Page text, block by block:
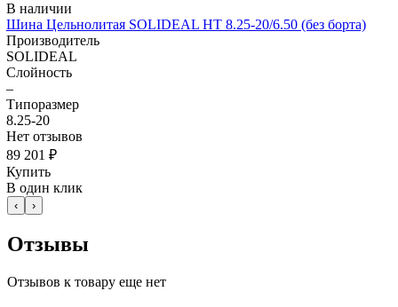
В наличии
Шина Цельнолитая SOLIDEAL HT 8.25-20/6.50 (без борта)
Производитель
SOLIDEAL
Слойность
–
Типоразмер
8.25-20
Нет отзывов
89 201 ₽
Купить
В один клик
‹ ›
Отзывы
Отзывов к товару еще нет